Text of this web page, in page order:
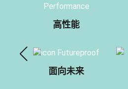
高性能
面向未来